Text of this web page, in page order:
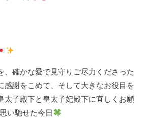
、確かな愛で見守りご尽力くださった
感謝をこめて、そして大きなお役目を
太子殿下と皇太子妃殿下に宜しくお願
い馳せた今日